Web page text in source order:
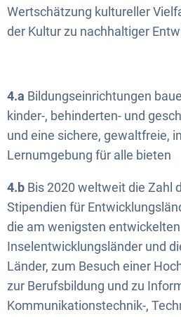
Wertschätzung kultureller
der Kultur zu nachhaltiger
4.a Bildungseinrichtungen
kinder-, behinderten- und
und eine sichere, gewaltfreie,
Lernumgebung für alle bieten
4.b Bis 2020 weltweit die Zahl
Stipendien für
die am wenigsten
Inselentwicklungsländer und
Länder, zum Besuch einer
zur Berufsbildung und zu
Kommunikationstechnik-,